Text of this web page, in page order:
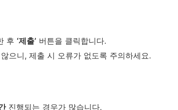
후 ‘제출’ 버튼을 클릭합니다.
으니, 제출 시 오류가 없도록 주의하세요.
진행되는 경우가 많습니다.